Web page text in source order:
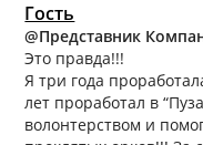
Гость
@Представник
Это правда!!!
Я три года
лет проработал в
волонтерством и